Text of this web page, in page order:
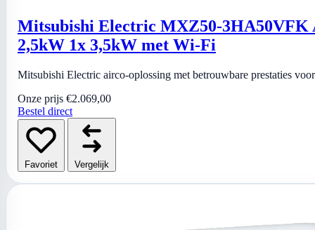
Mitsubishi Electric MXZ50-3HA50VFK
2,5kW 1x 3,5kW met Wi-Fi
Mitsubishi Electric airco-oplossing met betrouwbare prestaties
Onze prijs €2.069,00
Bestel direct
Favoriet Vergelijk